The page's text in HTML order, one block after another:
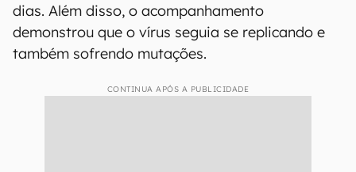
dias. Além disso, o acompanhamento
demonstrou que o vírus seguia se replicando e
também sofrendo mutações.
CONTINUA APÓS A PUBLICIDADE